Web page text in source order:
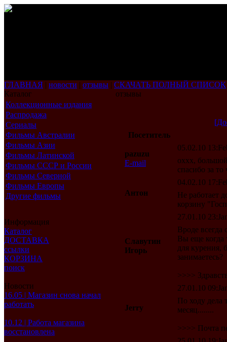
ГЛАВНАЯ | новости | отзывы | СКАЧАТЬ ПОЛНЫЙ СПИСОК
Каталог
Коллекционные издания
Распродажа
Сериалы
Фильмы Австралии
Фильмы Азии
Фильмы Латинской
Америки
Фильмы СССР и России
Фильмы Северной
Америки
Фильмы Европы
Другие фильмы
Информация
Каталог
ДОСТАВКА
ссылки
КОРЗИНА
поиск
Новости
16.05 | Магазин снова начал
работать
10.12 | Работа магазина
восстановлена
отзывы
Посетитель
pazuzu
E-mail
05.02.10
оххх,
спасибо за то
Антон
04.02.10
Не работает
корзину
Славутин
Игорь
27.01.10
Вроде всегда
Вы еще когда
для курения,
занимаетесь?
>>>>
Jerry
27.01.10
По ходу дела
месяц........
>>>> Почта